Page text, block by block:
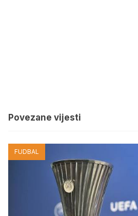
Povezane vijesti
FUDBAL